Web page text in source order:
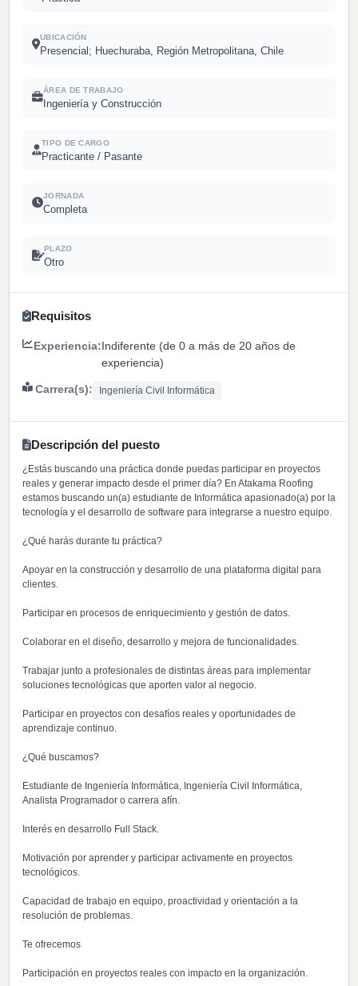
UBICACIÓN
Presencial; Huechuraba, Región Metropolitana, Chile
ÁREA DE TRABAJO
Ingeniería y Construcción
TIPO DE CARGO
Practicante / Pasante
JORNADA
Completa
PLAZO
Otro
Requisitos
Experiencia:Indiferente (de 0 a más de 20 años de
experiencia)
Carrera(s): Ingeniería Civil Informática
Descripción del puesto
¿Estás buscando una práctica donde puedas participar en proyectos
reales y generar impacto desde el primer día? En Atakama Roofing
estamos buscando un(a) estudiante de Informática apasionado(a) por la
tecnología y el desarrollo de software para integrarse a nuestro equipo.
¿Qué harás durante tu práctica?
Apoyar en la construcción y desarrollo de una plataforma digital para
clientes.
Participar en procesos de enriquecimiento y gestión de datos.
Colaborar en el diseño, desarrollo y mejora de funcionalidades.
Trabajar junto a profesionales de distintas áreas para implementar
soluciones tecnológicas que aporten valor al negocio.
Participar en proyectos con desafíos reales y oportunidades de
aprendizaje continuo.
¿Qué buscamos?
Estudiante de Ingeniería Informática, Ingeniería Civil Informática,
Analista Programador o carrera afín.
Interés en desarrollo Full Stack.
Motivación por aprender y participar activamente en proyectos
tecnológicos.
Capacidad de trabajo en equipo, proactividad y orientación a la
resolución de problemas.
Te ofrecemos
Participación en proyectos reales con impacto en la organización.